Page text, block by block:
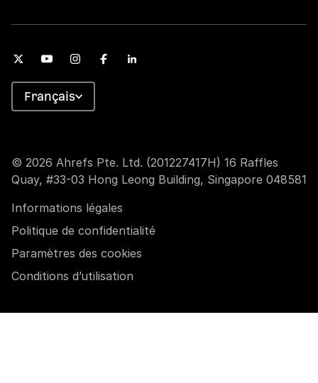
© 2026 Ahrefs Pte. Ltd. (201227417H) 16 Raffles
Quay, #33-03 Hong Leong Building, Singapore 048581
Informations légales
Politique de confidentialité
Paramètres des cookies
Conditions d’utilisation
Français